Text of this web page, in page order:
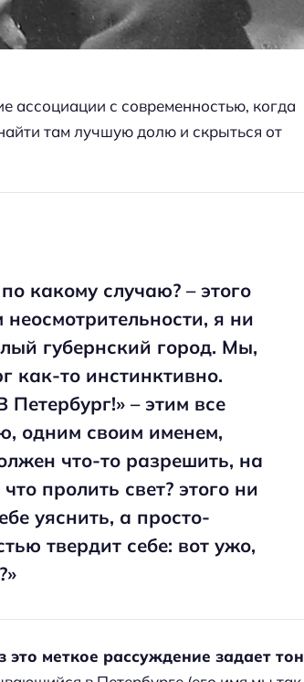
ассоциации с современностью, когда
там лучшую долю и скрыться от
какому случаю? – этого
я ни
губернский город. Мы,
как-то инстинктивно.
– этим все
одним своим именем,
что-то разрешить, на
пролить свет? этого ни
уяснить, а просто-
твердит себе: вот ужо,
это меткое рассуждение задает тон